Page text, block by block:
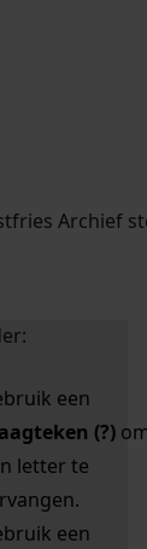
Archief
te
een
(?)
letter te
een